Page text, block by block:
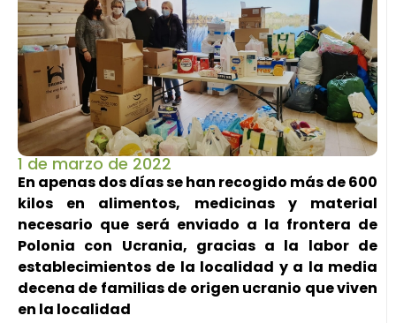
1 de marzo de 2022
En apenas dos días se han recogido más de 600
kilos en alimentos, medicinas y material
necesario que será enviado a la frontera de
Polonia con Ucrania, gracias a la labor de
establecimientos de la localidad y a la media
decena de familias de origen ucranio que viven
en la localidad